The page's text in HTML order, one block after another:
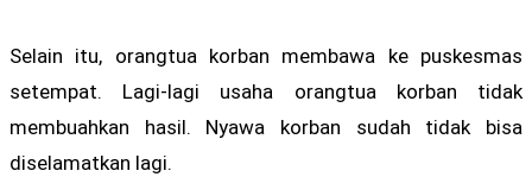
Selain itu, orangtua korban membawa ke puskesmas
setempat. Lagi-lagi usaha orangtua korban tidak
membuahkan hasil. Nyawa korban sudah tidak bisa
diselamatkan lagi.